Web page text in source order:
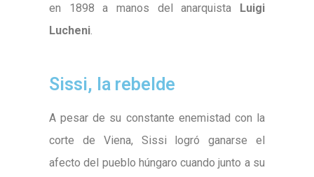
en 1898 a manos del anarquista Luigi
Lucheni
Sissi, la rebelde
A pesar de su constante enemistad con la
corte de Viena, Sissi logró ganarse el
afecto del pueblo húngaro cuando junto a su